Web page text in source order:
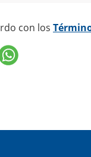
con los